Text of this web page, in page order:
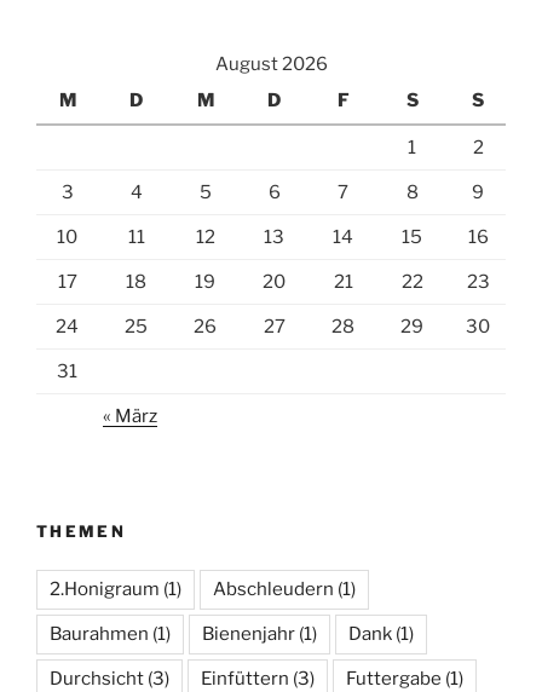
August 2026
M
D M D F S S
1 2
3 4 5 6 7 8 9
10 11 12 13 14 15 16
17 18 19 20 21 22 23
24 25 26 27 28 29 30
31
« März
THEMEN
2.Honigraum (1) Abschleudern (1)
Baurahmen (1) Bienenjahr (1) Dank (1)
Durchsicht (3) Einfüttern (3) Futtergabe (1)